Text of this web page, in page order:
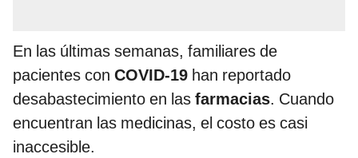
En las últimas semanas, familiares de
pacientes con COVID-19 han reportado
desabastecimiento en las farmacias. Cuando
encuentran las medicinas, el costo es casi
inaccesible.